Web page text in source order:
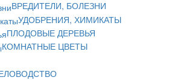
ВРЕДИТЕЛИ, БОЛЕЗНИ
УДОБРЕНИЯ, ХИМИКАТЫ
ПЛОДОВЫЕ ДЕРЕВЬЯ
КОМНАТНЫЕ ЦВЕТЫ